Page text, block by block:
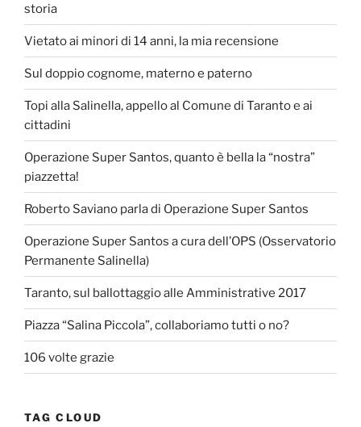
storia
Vietato ai minori di 14 anni, la mia recensione
Sul doppio cognome, materno e paterno
Topi alla Salinella, appello al Comune di Taranto e ai
cittadini
Operazione Super Santos, quanto è bella la “nostra”
piazzetta!
Roberto Saviano parla di Operazione Super Santos
Operazione Super Santos a cura dell’OPS (Osservatorio
Permanente Salinella)
Taranto, sul ballottaggio alle Amministrative 2017
Piazza “Salina Piccola”, collaboriamo tutti o no?
106 volte grazie
TAG CLOUD